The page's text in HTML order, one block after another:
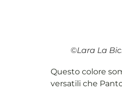
©Lara La
Questo colore
versatili che